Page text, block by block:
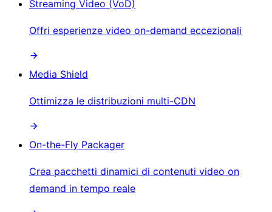
Streaming Video (VoD)
Offri esperienze video on-demand eccezionali
Media Shield
Ottimizza le distribuzioni multi-CDN
On-the-Fly Packager
Crea pacchetti dinamici di contenuti video on
demand in tempo reale